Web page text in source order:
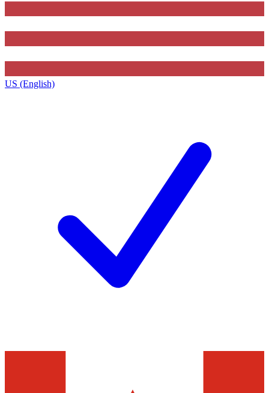
US (English)